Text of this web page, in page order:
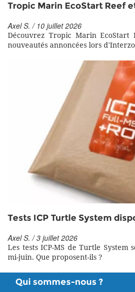
Tropic Marin EcoStart Reef
Axel S. / 10 juillet 2026
Découvrez Tropic Marin EcoStart
nouveautés annoncées lors
Tests ICP Turtle System
Axel S. / 3 juillet 2026
Les tests ICP-MS de Turtle System
mi-juin. Que proposent-ils ?
Qui sommes-nous ?